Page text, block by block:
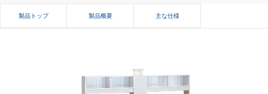
製品トップ 製品概要 主な仕様